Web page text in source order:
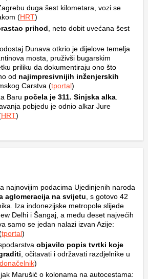
duga šest kilometara, vozi se
(HRT)
prihod , neto dobit uvećana šest
Dunava otkrio je dijelove temelja
mosta, pruživši bugarskim
priliku da dokumentiraju ono što
od najimpresivnijih inženjerskih
Carstva (tportal)
Baru počela je 311. Sinjska alka
pobjedu je odnio alkar Jure
HRT)
najnovijim podacima Ujedinjenih naroda
aglomeracija na svijetu , s gotovo 42
Iza indonezijske metropole slijede
Delhi i Šangaj, a među deset najvećih
samo se jedan nalazi izvan Azije:
tportal)
objavilo popis tvrtki koje
, očitavati i održavati razdjelnike u
)
Marušić o kolonama na autocestama: